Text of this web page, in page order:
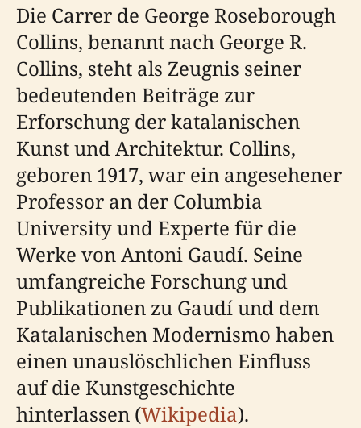
Die Carrer de George Roseborough
Collins, benannt nach George R.
Collins, steht als Zeugnis seiner
bedeutenden Beiträge zur
Erforschung der katalanischen
Kunst und Architektur. Collins,
geboren 1917, war ein angesehener
Professor an der Columbia
University und Experte für die
Werke von Antoni Gaudí. Seine
umfangreiche Forschung und
Publikationen zu Gaudí und dem
Katalanischen Modernismo haben
einen unauslöschlichen Einfluss
auf die Kunstgeschichte
hinterlassen (Wikipedia).